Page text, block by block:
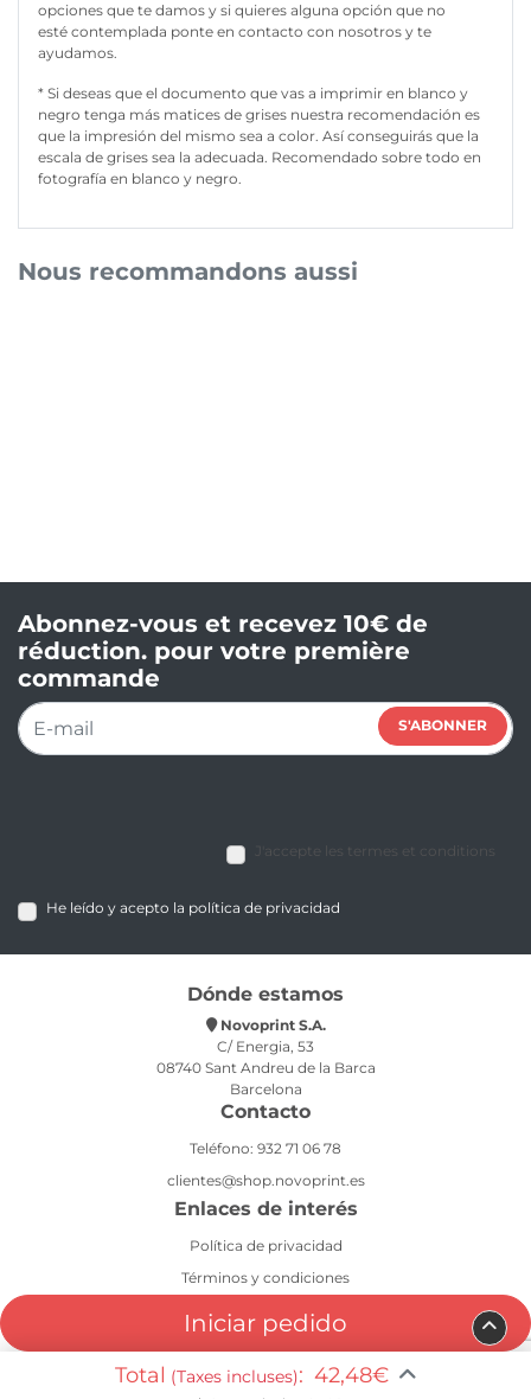
Total (Taxes incluses): 42,48€
opciones que te damos y si quieres alguna opción que no
esté contemplada ponte en contacto con nosotros y te
ayudamos.
* Si deseas que el documento que vas a imprimir en blanco y
negro tenga más matices de grises nuestra recomendación es
que la impresión del mismo sea a color. Así conseguirás que la
escala de grises sea la adecuada. Recomendado sobre todo en
fotografía en blanco y negro.
Iniciar pedido
Nous recommandons aussi
Abonnez-vous et recevez 10€ de
réduction. pour votre première
commande
S'ABONNER
J'accepte les termes et conditions
He leído y acepto la política de privacidad
Dónde estamos
Novoprint S.A.
C/ Energia, 53
08740 Sant Andreu de la Barca
Barcelona
Contacto
Teléfono: 932 71 06 78
clientes@shop.novoprint.es
Enlaces de interés
Política de privacidad
Términos y condiciones
Aviso legal